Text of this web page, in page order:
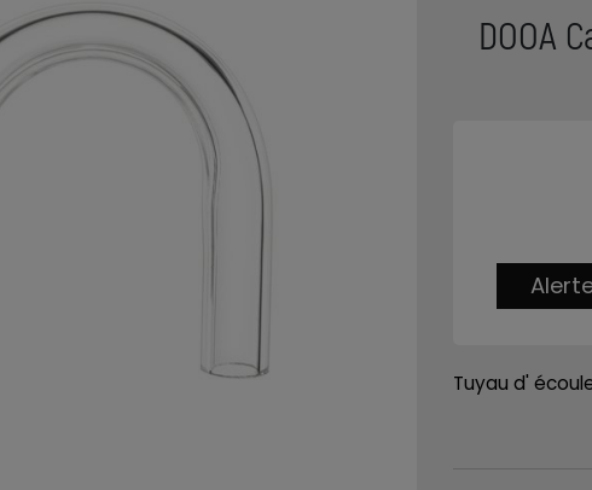
DOOA
Tuyau d'